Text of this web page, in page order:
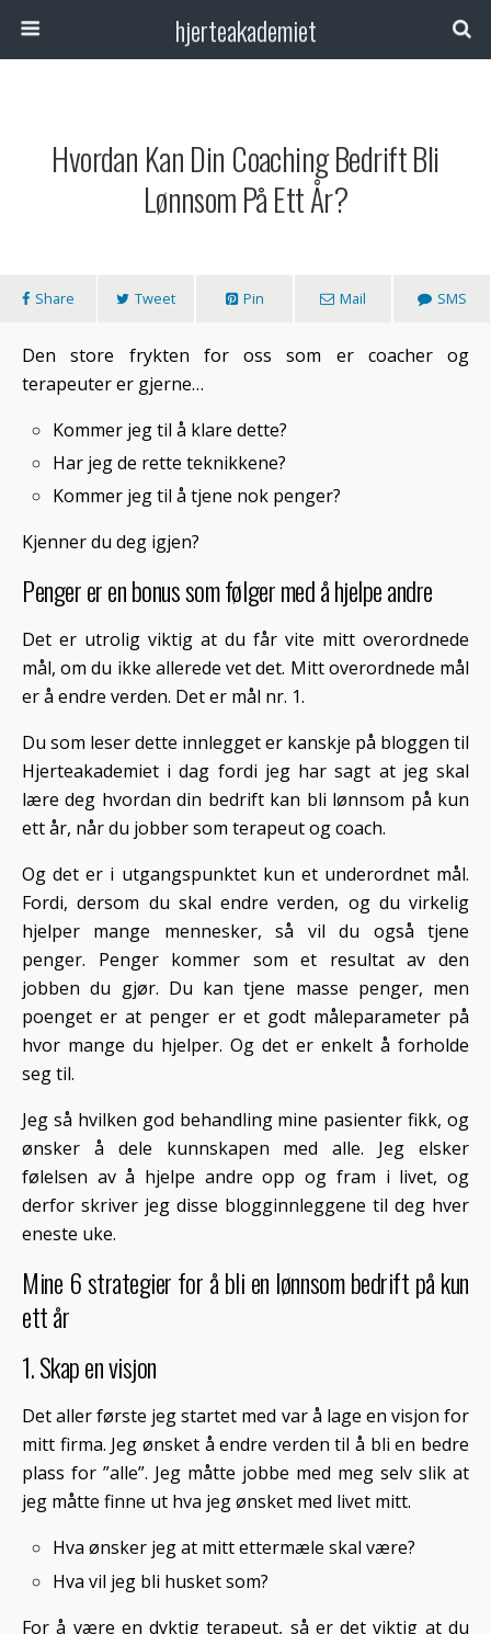
hjerteakademiet
Hvordan Kan Din Coaching Bedrift Bli
Lønnsom På Ett År?
Share Tweet Pin Mail SMS
Den store frykten for oss som er coacher og
terapeuter er gjerne…
Kommer jeg til å klare dette?
Har jeg de rette teknikkene?
Kommer jeg til å tjene nok penger?
Kjenner du deg igjen?
Penger er en bonus som følger med å hjelpe andre
Det er utrolig viktig at du får vite mitt overordnede
mål, om du ikke allerede vet det. Mitt overordnede mål
er å endre verden. Det er mål nr. 1.
Du som leser dette innlegget er kanskje på bloggen til
Hjerteakademiet i dag fordi jeg har sagt at jeg skal
lære deg hvordan din bedrift kan bli lønnsom på kun
ett år, når du jobber som terapeut og coach.
Og det er i utgangspunktet kun et underordnet mål.
Fordi, dersom du skal endre verden, og du virkelig
hjelper mange mennesker, så vil du også tjene
penger. Penger kommer som et resultat av den
jobben du gjør. Du kan tjene masse penger, men
poenget er at penger er et godt måleparameter på
hvor mange du hjelper. Og det er enkelt å forholde
seg til.
Jeg så hvilken god behandling mine pasienter fikk, og
ønsker å dele kunnskapen med alle. Jeg elsker
følelsen av å hjelpe andre opp og fram i livet, og
derfor skriver jeg disse blogginnleggene til deg hver
eneste uke.
Mine 6 strategier for å bli en lønnsom bedrift på kun
ett år
1. Skap en visjon
Det aller første jeg startet med var å lage en visjon for
mitt firma. Jeg ønsket å endre verden til å bli en bedre
plass for ”alle”. Jeg måtte jobbe med meg selv slik at
jeg måtte finne ut hva jeg ønsket med livet mitt.
Hva ønsker jeg at mitt ettermæle skal være?
Hva vil jeg bli husket som?
For å være en dyktig terapeut, så er det viktig at du